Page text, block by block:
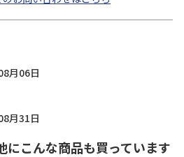
月06日
月31日
にこんな商品も買っています